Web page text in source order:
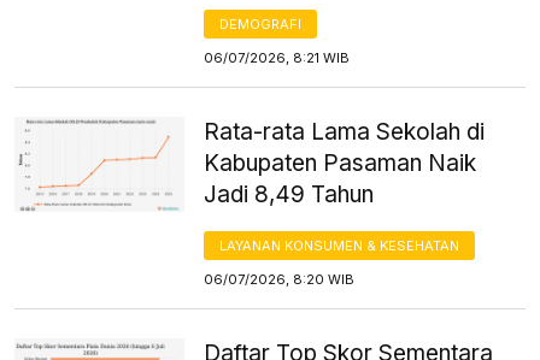
DEMOGRAFI
06/07/2026, 8:21 WIB
Rata-rata Lama Sekolah di
Kabupaten Pasaman Naik
Jadi 8,49 Tahun
LAYANAN KONSUMEN & KESEHATAN
06/07/2026, 8:20 WIB
Daftar Top Skor Sementara